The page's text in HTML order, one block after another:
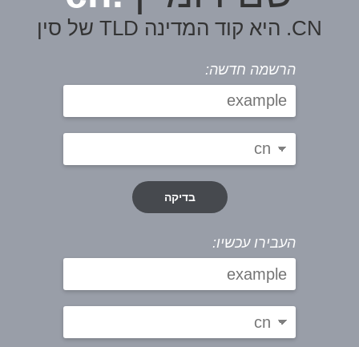
CN. היא קוד המדינה TLD של סין
הרשמה חדשה:
בדיקה
העבירו עכשיו: